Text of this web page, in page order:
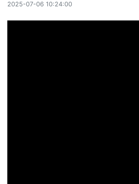
2025-07-06 10:24:00